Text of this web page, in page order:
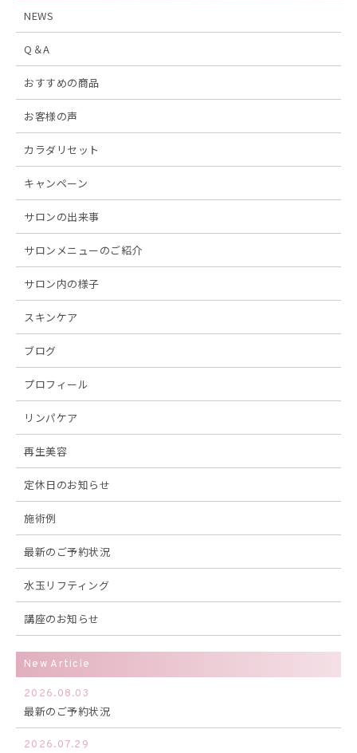
NEWS
Q＆A
おすすめの商品
お客様の声
カラダリセット
キャンペーン
サロンの出来事
サロンメニューのご紹介
サロン内の様子
スキンケア
ブログ
プロフィール
リンパケア
再生美容
定休日のお知らせ
施術例
最新のご予約状況
水玉リフティング
講座のお知らせ
New Article
2026.08.03
最新のご予約状況
2026.07.29